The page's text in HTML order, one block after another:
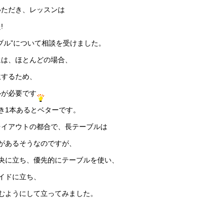
だき、レッスンは
”について相談を受けました。
、ほとんどの場合、
るため、
必要です
1本あるとベターです。
アウトの都合で、長テーブルは
あるそうなのですが、
に立ち、優先的にテーブルを使い、
ドに立ち、
ようにして立ってみました。